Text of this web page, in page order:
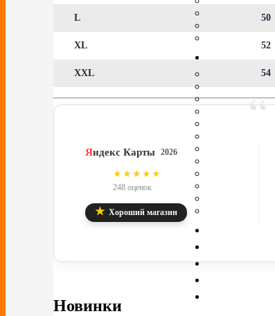
L 50
XL 52
XXL 54
Яндекс Карты 2026
★★★★★
248 оценок
★ Хороший магазин
“
Новинки